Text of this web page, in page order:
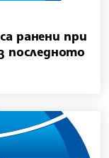
ранени при
последното